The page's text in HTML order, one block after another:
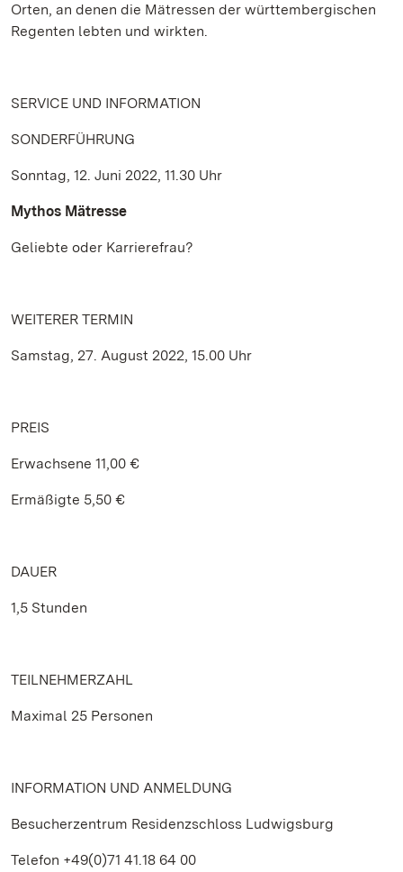
Orten, an denen die Mätressen der württembergischen
Regenten lebten und wirkten.
SERVICE UND INFORMATION
SONDERFÜHRUNG
Sonntag, 12. Juni 2022, 11.30 Uhr
Mythos Mätresse
Geliebte oder Karrierefrau?
WEITERER TERMIN
Samstag, 27. August 2022, 15.00 Uhr
PREIS
Erwachsene 11,00 €
Ermäßigte 5,50 €
DAUER
1,5 Stunden
TEILNEHMERZAHL
Maximal 25 Personen
INFORMATION UND ANMELDUNG
Besucherzentrum Residenzschloss Ludwigsburg
Telefon +49(0)71 41.18 64 00